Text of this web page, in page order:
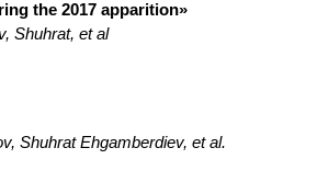
the 2017 apparition»
Shuhrat, et al
Shuhrat Ehgamberdiev, et al.